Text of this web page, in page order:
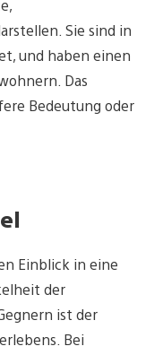
Sie sind in
und haben einen
Das
Bedeutung oder
Einblick in eine
der
ist der
Bei